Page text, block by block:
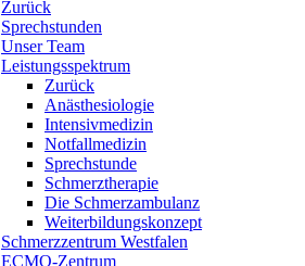
Zurück
Sprechstunden
Unser Team
Leistungsspektrum
Zurück
Anästhesiologie
Intensivmedizin
Notfallmedizin
Sprechstunde
Schmerztherapie
Die Schmerzambulanz
Weiterbildungskonzept
Schmerzzentrum Westfalen
ECMO-Zentrum